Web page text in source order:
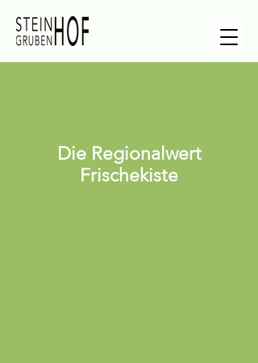
Die Regionalwert
Frischekiste